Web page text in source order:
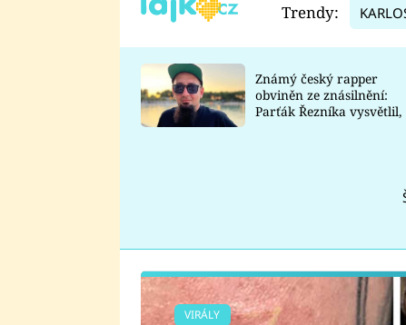
DATEL
Trendy:
Známý český rapper
obviněn ze znásilnění:
Parťák Řezníka vysvětlil,
VIRÁLY